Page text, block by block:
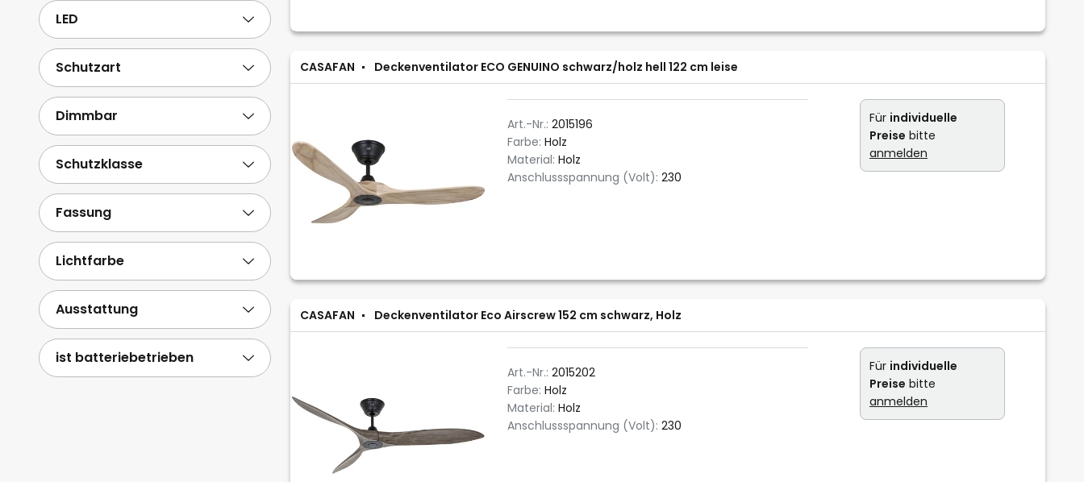
CASAFAN Deckenventilator ECO GENUINO schwarz/holz hell 122 cm leise
Art.-Nr.: 2015196
Farbe: Holz
Material: Holz
Anschlussspannung (Volt): 230
Für individuelle
Preise bitte
anmelden
CASAFAN Deckenventilator Eco Airscrew 152 cm schwarz, Holz
Art.-Nr.: 2015202
Farbe: Holz
Material: Holz
Anschlussspannung (Volt): 230
Für individuelle
Preise bitte
anmelden
LED
Schutzart
Dimmbar
Schutzklasse
Fassung
Lichtfarbe
Ausstattung
ist batteriebetrieben